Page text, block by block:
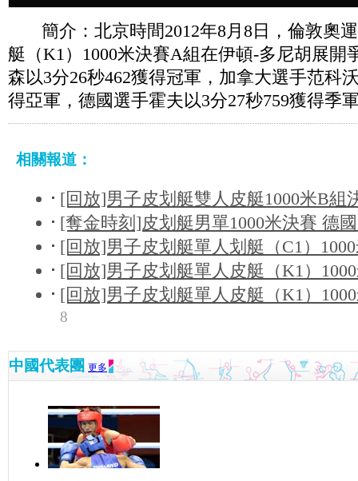
簡介：北京時間2012年8月8日，倫敦奧
艇（K1）1000米決賽A組在伊頓-多尼胡展開
森以3分26秒462獲得冠軍，加拿大選手范科
得亞軍，德國選手霍夫以3分27秒759獲得季
相關報道：
[回放]男子皮划艇雙人皮艇1000米B組
[奪金時刻]皮划艇男單1000米決賽 德
[回放]男子皮划艇單人划艇（C1）
[回放]男子皮划艇單人皮艇（K1）
[回放]男子皮划艇單人皮艇（K1）
8
中國代表團 更多